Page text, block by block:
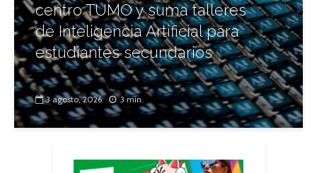
centro TUMO y suma talleres
de Inteligencia Artificial para
estudiantes secundarios
3 agosto, 2026 3 min.